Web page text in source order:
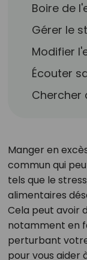
Boire de
Gérer le
Modifier
Écouter
Chercher
Manger en
commun qui
tels que le
alimentaires
Cela peut avoir
notamment en
perturbant
pour vous aider